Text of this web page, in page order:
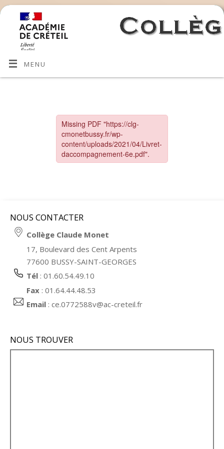
MENU
NOUS CONTACTER
Collège Claude Monet
17, Boulevard des Cent Arpents
77600 BUSSY-SAINT-GEORGES
Tél : 01.60.54.49.10
Fax : 01.64.44.48.53
Email :ce.0772588v@ac-creteil.fr
NOUS TROUVER